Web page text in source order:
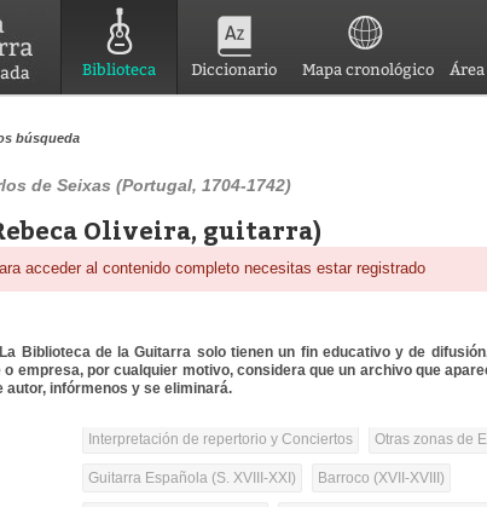
Biblioteca Diccionario Mapa cronológico
búsqueda
de Seixas (Portugal, 1704-1742)
Oliveira, guitarra)
acceder al contenido completo necesitas estar registrado
Biblioteca de la Guitarra solo tienen un fin educativo y de
empresa, por cualquier motivo, considera que un archivo que
autor, infórmenos y se eliminará.
Interpretación de repertorio y Conciertos Otras zonas de
Guitarra Española (S. XVIII-XXI) Barroco (XVII-XVIII)